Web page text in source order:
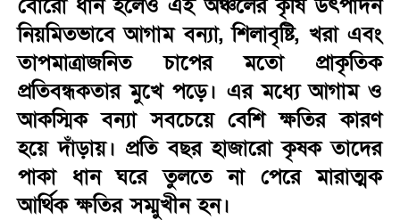
নিয়মিতভাবে আগাম বন্যা, শিলাবৃষ্টি, খরা এবং
তাপমাত্রাজনিত চাপের মতো প্রাকৃতিক
প্রতিবন্ধকতার মুখে পড়ে। এর মধ্যে আগাম ও
আকস্মিক বন্যা সবচেয়ে বেশি ক্ষতির কারণ
হয়ে দাঁড়ায়। প্রতি বছর হাজারো কৃষক তাদের
পাকা ধান ঘরে তুলতে না পেরে মারাত্মক
আর্থিক ক্ষতির সম্মুখীন হন।